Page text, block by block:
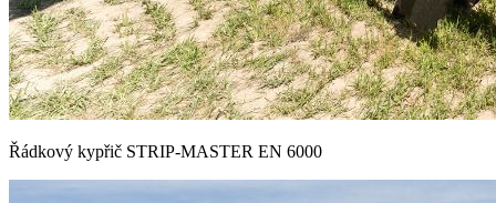
Řádkový kypřič STRIP-MASTER EN 6000